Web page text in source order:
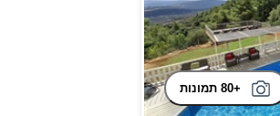
+80 תמונות